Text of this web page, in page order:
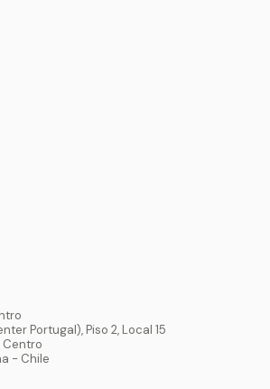
Portugal), Piso 2, Local 15
Centro
- Chile